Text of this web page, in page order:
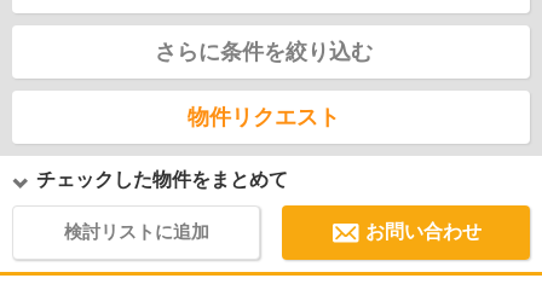
さらに条件を絞り込む
物件リクエスト
チェックした物件をまとめて
検討リストに追加 お問い合わせ